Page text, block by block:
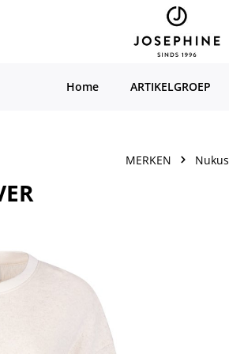
Home ARTIKELGROEP
MERKEN Nukus